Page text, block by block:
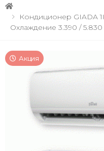
Кондиционер GIADA
Охлаждение 3.390 /
Акция